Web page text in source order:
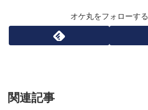
オケ丸をフォローする
関連記事